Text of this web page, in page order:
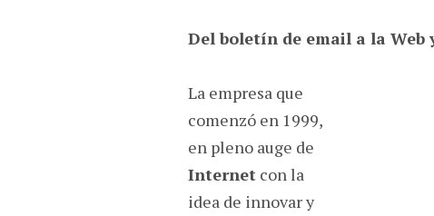
Del boletín de email a la Web
La empresa que
comenzó en 1999,
en pleno auge de
Internet con la
idea de innovar y